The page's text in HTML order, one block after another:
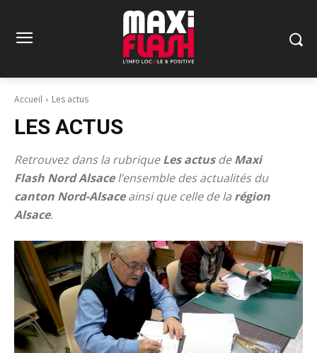
Accueil Les actus
LES ACTUS
Retrouvez dans la rubriqueLes actusdeMaxi
Flash Nord Alsacel’ensemble des actualités du
canton Nord-Alsaceainsi que celle de la région
Alsace.